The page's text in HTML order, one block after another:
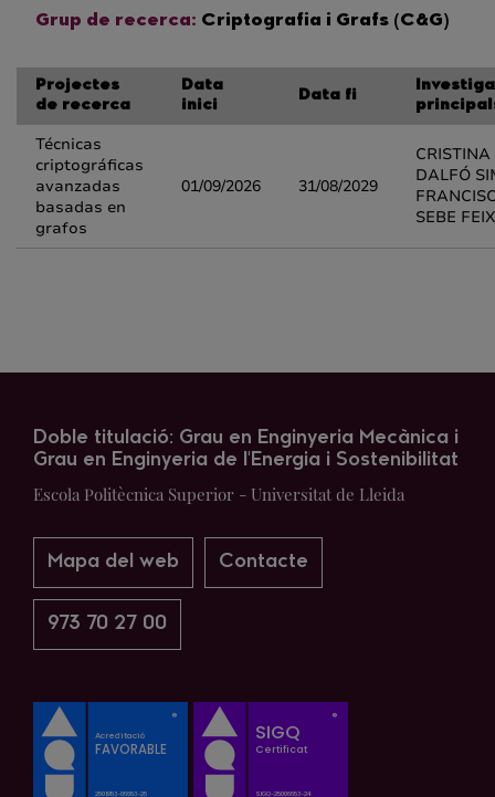
Grup de recerca: Criptografia i Grafs (C&G)
Projectes
de recerca
Data
inici
Data fi
Técnicas
criptográficas
avanzadas
basadas en
grafos
01/09/2026 31/08/2029
CRISTINA
DALFÓ
SEBE
Doble titulació: Grau en Enginyeria Mecànica i
Grau en Enginyeria de l'Energia i Sostenibilitat
Escola Politècnica Superior - Universitat de Lleida
Mapa del web Contacte
973 70 27 00